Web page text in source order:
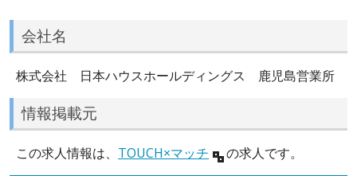
会社名
株式会社 日本ハウスホールディングス 鹿児島営業所
情報掲載元
この求人情報は、 TOUCH×マッチ の求人です。